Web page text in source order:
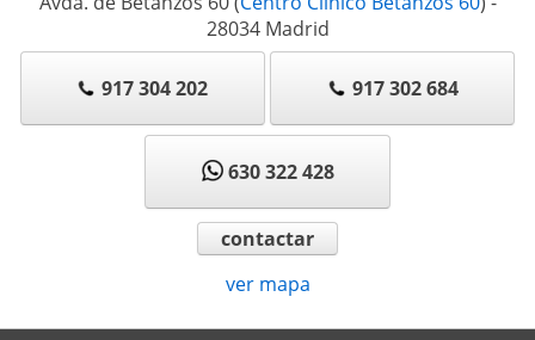
28034 Madrid
917 304 202 917 302 684
630 322 428
contactar
ver mapa